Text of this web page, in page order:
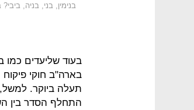
בנימין, בני, בניה, ביבי?
בעוד שליעדים כמו
בארה"ב חוקי
תעלה ביוקר.
התחלף הסדר בין